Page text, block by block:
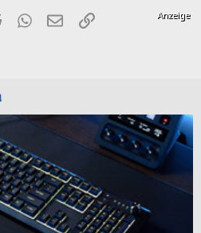
RedditWhatsApp
E-MailLink